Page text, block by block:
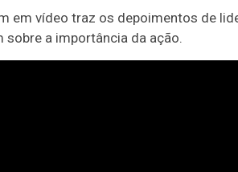
em vídeo traz os depoimentos de
sobre a importância da ação.